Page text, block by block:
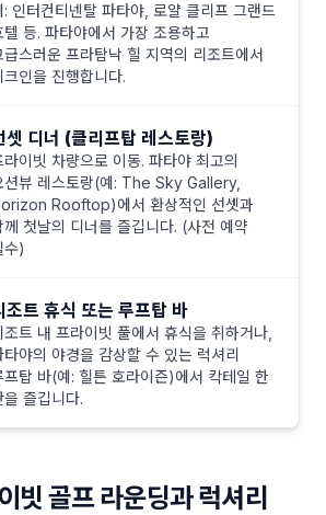
: 인터컨티넨탈 파타야, 로얄 클리프 그랜드
텔 등. 파타야에서 가장 조용하고
급스러운 프라탐낙 힐 지역의 리조트에서
크인을 진행합니다.
셋 디너 (클리프탑 레스토랑)
라이빗 차량으로 이동. 파타야 최고의
션뷰 레스토랑(예: The Sky Gallery,
Rooftop)에서 환상적인 선셋과
께 첫날의 디너를 즐깁니다. (사전 예약
수)
조트 휴식 또는 루프탑 바
조트 내 프라이빗 풀에서 휴식을 취하거나,
타야의 야경을 감상할 수 있는 럭셔리
프탑 바(예: 힐튼 호라이즌)에서 칵테일 한
을 즐깁니다.
빗 골프 라운딩과 럭셔리